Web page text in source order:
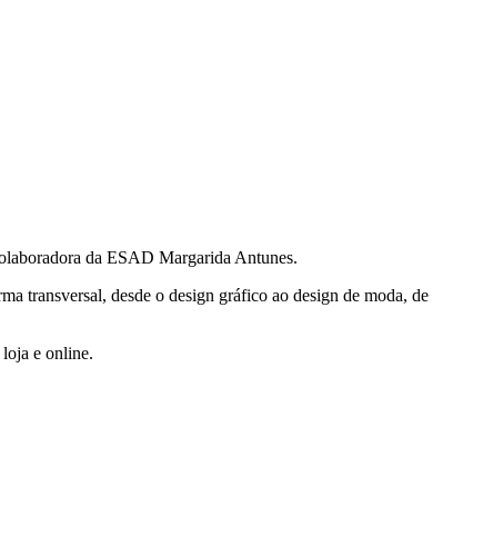
da ESAD Margarida Antunes.
transversal, desde o design gráfico ao design de moda, de
loja e online.